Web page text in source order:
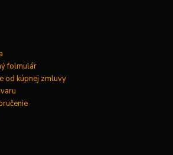
folmulár
od kúpnej zmluvy